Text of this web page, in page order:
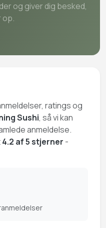
og giver dig besked,
op.
ratings og
Sushi, så vi kan
anmeldelse.
4.2 af 5 stjerner -